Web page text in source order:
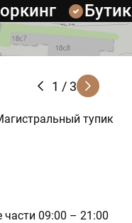
Бутик
1 / 3
тупик
09:00 – 21:00